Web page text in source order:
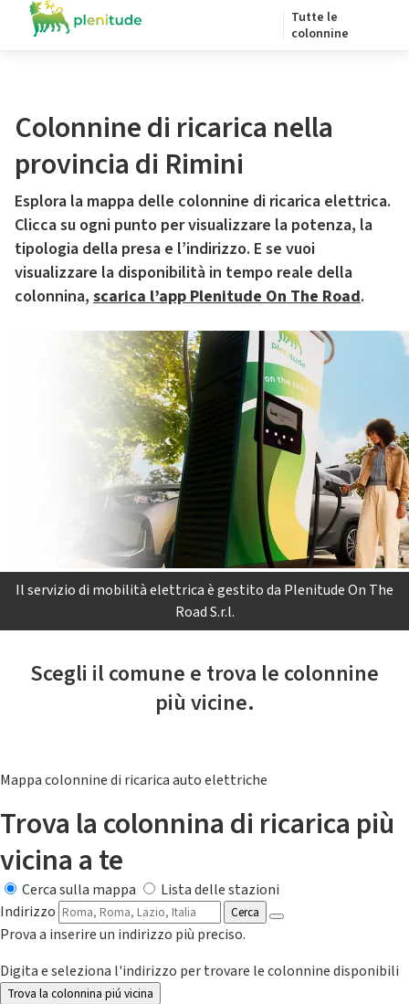
Tutte le
colonnine
Colonnine di ricarica nella
provincia di Rimini
Esplora la mappa delle colonnine di ricarica elettrica.
Clicca su ogni punto per visualizzare la potenza, la
tipologia della presa e l’indirizzo. E se vuoi
visualizzare la disponibilità in tempo reale della
colonnina, scarica l’app Plenitude On The Road.
Il servizio di mobilità elettrica è gestito da Plenitude On The
Road S.r.l.
Scegli il comune e trova le colonnine
più vicine.
Mappa colonnine di ricarica auto elettriche
Trova la colonnina di ricarica più
vicina a te
Cerca sulla mappa
Lista delle stazioni
Indirizzo
Cerca
Prova a inserire un indirizzo più preciso.
Digita e seleziona l'indirizzo per trovare le colonnine disponibili
Trova la colonnina piú vicina